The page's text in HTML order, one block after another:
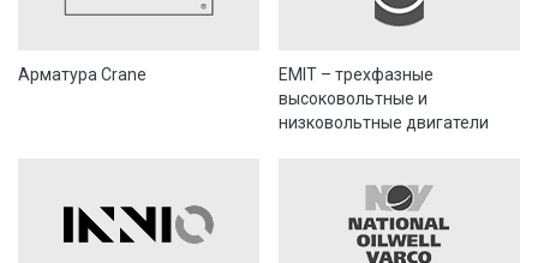
Арматура Crane
EMIT – трехфазные
высоковольтные и
низковольтные двигатели